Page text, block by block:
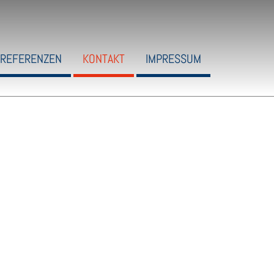
REFERENZEN KONTAKT IMPRESSUM